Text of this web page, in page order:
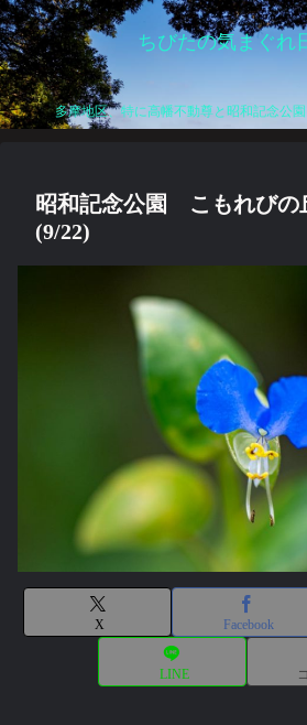
ちびたの気まぐれ
多摩地区、特に高幡不動尊と昭和記念公
昭和記念公園 こもれびの
(9/22)
X Facebook
LINE